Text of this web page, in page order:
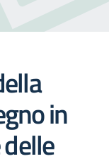
in